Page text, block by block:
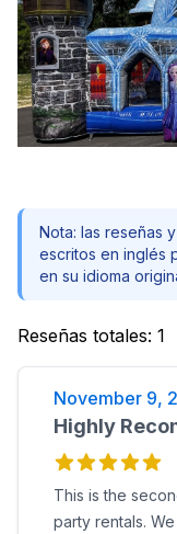
Nota: las reseñas
escritos en inglés
en su idioma
Reseñas totales: 1
November 9,
Highly
This is the
party rentals.